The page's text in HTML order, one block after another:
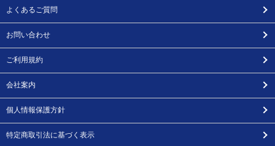
よくあるご質問
お問い合わせ
ご利用規約
会社案内
個人情報保護方針
特定商取引法に基づく表示